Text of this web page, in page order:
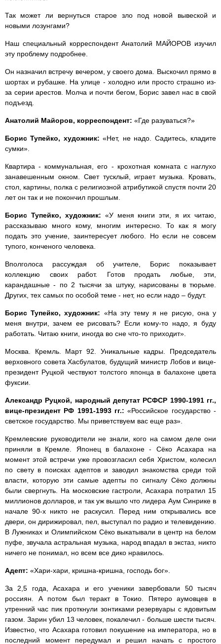
Так может ли вернуться старое зло под новой вывеской и
новыми лозунгами?
Наш специальный корреспондент Анатолий МАЙОРОВ изучил
эту проблему подробнее.
Он назначил встречу вечером, у своего дома. Выскочил прямо в
шортах и рубашке. На улице - холодно или просто страшно из-
за серии арестов. Молча и почти бегом, Борис завел нас в свой
подъезд.
Анатолий Майоров, корреспондент: «Где разуваться?»
Борис Тупейко, художник: «Нет, не надо. Садитесь, кладите
сумки».
Квартира - коммунальная, его - крохотная комната с наглухо
занавешенным окном. Свет тусклый, играет музыка. Кровать,
стол, картины, полка с религиозной атрибутикой спустя почти 20
лет он так и не покончил прошлым.
Борис Тупейко, художник: «У меня книги эти, я их читаю,
рассказываю много кому, многим интересно. То как я могу
подать это учение, заинтересует любого. Но если не совсем
тупого, конченого человека.
Вполголоса рассуждая об учителе, Борис показывает
коллекцию своих работ. Готов продать любые, эти,
карандашные - по 2 тысячи за штуку, нарисованы в тюрьме.
Других, тех самых по особой теме - нет, но если надо – будут.
Борис Тупейко, художник: «На эту тему я не рисую, она у
меня внутри, зачем ее рисовать? Если кому-то надо, я буду
работать. Читаю книги, иногда во сне что-то приходит».
Москва. Кремль. Март 92. Уникальные кадры. Председатель
верховного совета Хасбулатов, будущий министр Лобов и вице-
президент Руцкой чествуют толстого японца в балахоне цвета
фуксии.
Александр Руцкой, народный депутат РСФСР 1990-1991 гг.,
вице-президент РФ 1991-1993 гг.: «Российское государство -
светское государство. Мы приветствуем вас еще раз».
Кремлевские руководители не знали, кого на самом деле они
приняли в Кремле. Японец в балахоне - Сёко Асахара на
момент этой встречи уже провозгласил себя Христом, колесил
по свету в поисках адептов и заводил знакомства среди той
власти, которую эти самые адепты по сигналу Сёко должны
были свергнуть. На московские гастроли, Асахара потратил 15
миллионов долларов, и так уж вышло что лидера Аум Синрике в
начале 90-х никто не раскусил. Перед ним открывались все
двери, он дирижировал, пел, выступал по радио и телевидению.
В Лужниках и Олимпийском Сёко выкатывали в центр на белом
пуфе, звучала астральная музыка, народ впадал в экстаз, никто
ничего не понимал, но всем все дико нравилось.
Адепт: «Хари-хари, кришна-кришна, господь бог».
За 2,5 года, Асахара и его ученики завербовали 50 тысяч
россиян. А потом был теракт в Токио. Пятеро аумовцев в
утренний час пик проткнули зонтиками резервуары с ядовитым
газом. Зарин убил 13 человек, покалечил - больше шести тысяч.
Известно, что Асахара готовил покушение на императора, но в
последний момент передумал и решил начать с простого